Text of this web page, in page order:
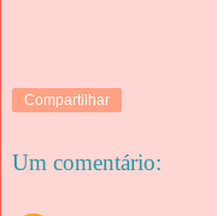
Compartilhar
Um comentário: